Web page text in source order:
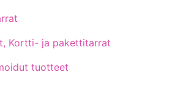
Kortti- ja pakettitarrat
tuotteet